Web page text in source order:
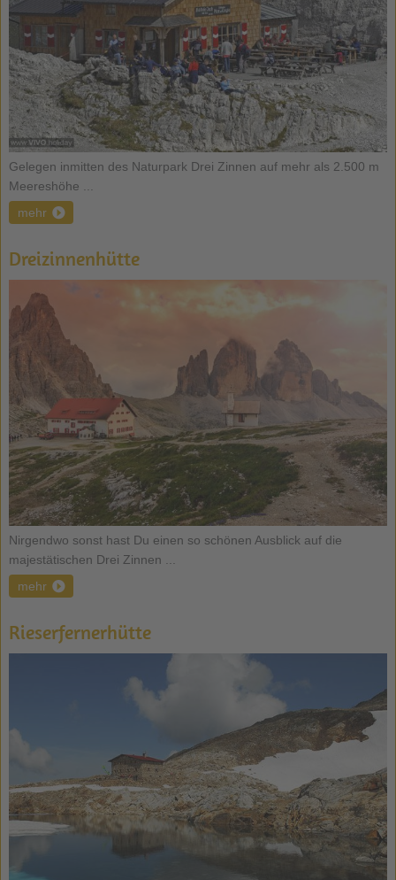
Gelegen inmitten des Naturpark Drei Zinnen auf mehr als 2.500 m
Meereshöhe ...
mehr
Dreizinnenhütte
Nirgendwo sonst hast Du einen so schönen Ausblick auf die
majestätischen Drei Zinnen ...
mehr
Rieserfernerhütte